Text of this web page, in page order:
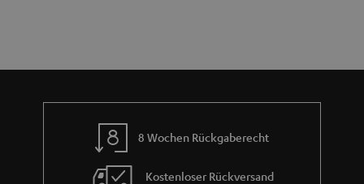
m
8 Wochen Rückgaberecht
Kostenloser Rückversand